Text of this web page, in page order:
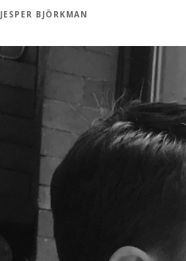
JESPER BJÖRKMAN